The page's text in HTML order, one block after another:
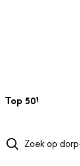
Top 50Webcams